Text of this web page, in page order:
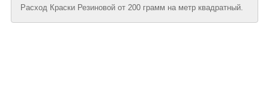
Расход Краски Резиновой от 200 грамм на метр квадратный.